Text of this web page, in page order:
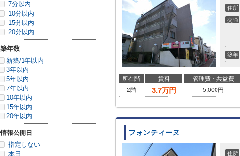
住所
交通
築年
所在階 賃料 管理費・共益費
2階
3.7万円 5,000円
フォンティーヌ
住所
7分以内
10分以内
15分以内
20分以内
築年数
新築/1年以内
3年以内
5年以内
7年以内
10年以内
15年以内
20年以内
情報公開日
指定しない
本日